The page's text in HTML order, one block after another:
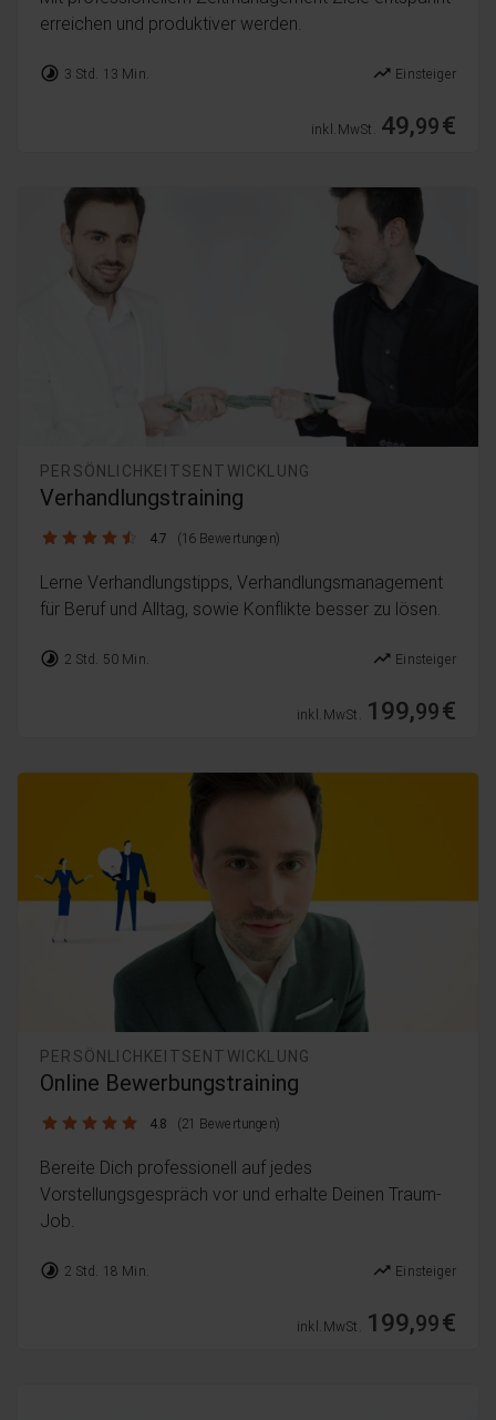
erreichen und produktiver werden.
timelapse 3 Std. 13 Min. trending_up Einsteiger
inkl. MwSt. 49,99€
PERSÖNLICHKEITSENTWICKLUNG
Verhandlungstraining
4.7 / 5 4.7 (16 Bewertungen)
Lerne Verhandlungstipps, Verhandlungsmanagement
für Beruf und Alltag, sowie Konflikte besser zu lösen.
timelapse 2 Std. 50 Min. trending_up Einsteiger
inkl. MwSt. 199,99€
PERSÖNLICHKEITSENTWICKLUNG
Online Bewerbungstraining
4.8 / 5 4.8 (21 Bewertungen)
Bereite Dich professionell auf jedes
Vorstellungsgespräch vor und erhalte Deinen Traum-
Job.
timelapse 2 Std. 18 Min. trending_up Einsteiger
inkl. MwSt. 199,99€